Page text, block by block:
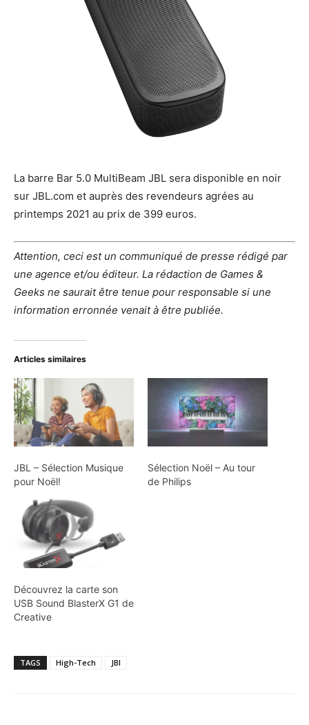
La barre Bar 5.0 MultiBeam JBL sera disponible en noir
sur JBL.com et auprès des revendeurs agrées au
printemps 2021 au prix de 399 euros.
Attention, ceci est un communiqué de presse rédigé par
une agence et/ou éditeur. La rédaction de Games &
Geeks ne saurait être tenue pour responsable si une
information erronnée venait à être publiée.
Articles similaires
JBL – Sélection Musique
pour Noël!
Sélection Noël – Au tour
de Philips
Découvrez la carte son
USB Sound BlasterX G1 de
Creative
TAGS High-Tech JBl